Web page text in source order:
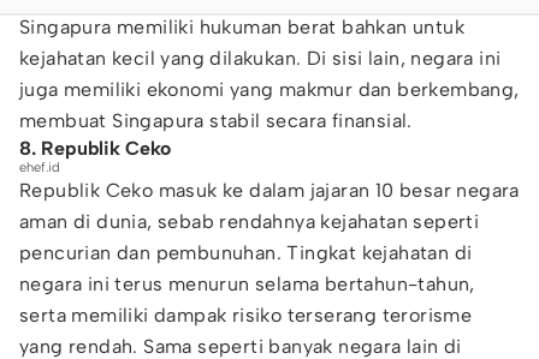
Singapura memiliki hukuman berat bahkan untuk
kejahatan kecil yang dilakukan. Di sisi lain, negara ini
juga memiliki ekonomi yang makmur dan berkembang,
membuat Singapura stabil secara finansial.
8. Republik Ceko
ehef.id
Republik Ceko masuk ke dalam jajaran 10 besar negara
aman di dunia, sebab rendahnya kejahatan seperti
pencurian dan pembunuhan. Tingkat kejahatan di
negara ini terus menurun selama bertahun-tahun,
serta memiliki dampak risiko terserang terorisme
yang rendah. Sama seperti banyak negara lain di